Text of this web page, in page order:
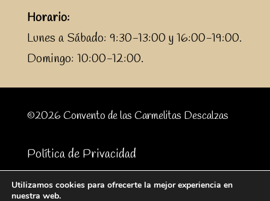
Horario:
Lunes a Sábado: 9:30-13:00 y 16:00-19:00.
Domingo: 10:00-12:00.
©2026 Convento de las Carmelitas Descalzas
Política de Privacidad
Realizado:
Utilizamos cookies para ofrecerte la mejor experiencia en
nuestra web.